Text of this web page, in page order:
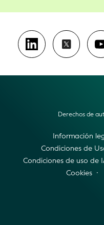
Derechos de
Información
Condiciones de
Condiciones de uso de
Cookies